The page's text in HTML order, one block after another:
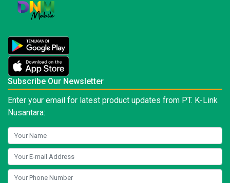
Subscribe Our Newsletter
Enter your email for latest product updates from PT. K-Link
Nusantara: